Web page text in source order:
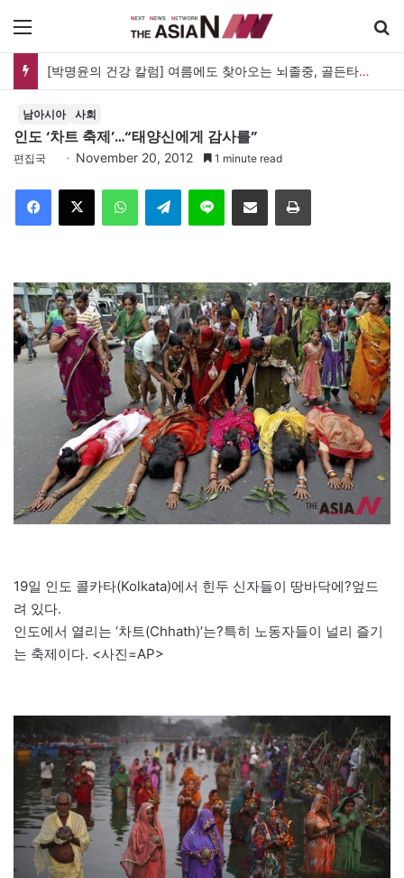
[박명윤의 건강 칼럼] 여름에도 찾아오는 뇌졸중, 골든타임을 지켜라
남아시아 사회
인도 ‘차트 축제’…“태양신에게 감사를”
편집국 November 20, 2012 1 minute read
Telegram 이메일
19일 인도 콜카타(Kolkata)에서 힌두 신자들이 땅바닥에?엎드
려 있다.
인도에서 열리는 ‘차트(Chhath)’는?특히 노동자들이 널리 즐기
는 축제이다. <사진=AP>